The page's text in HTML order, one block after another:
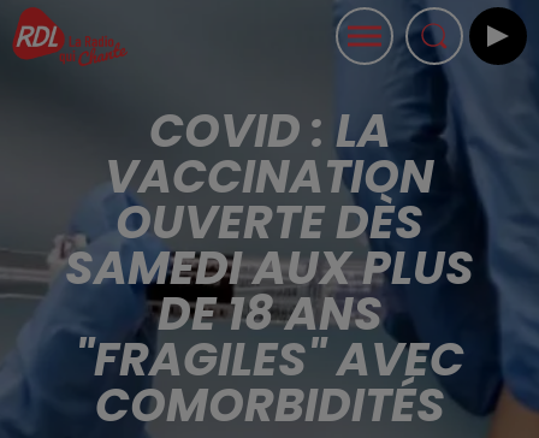
COVID : LA
VACCINATION
OUVERTE DÈS
SAMEDI AUX PLUS
DE 18 ANS
"FRAGILES" AVEC
COMORBIDITÉS